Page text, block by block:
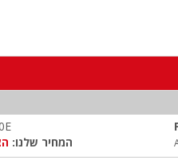
המחיר שלנו: